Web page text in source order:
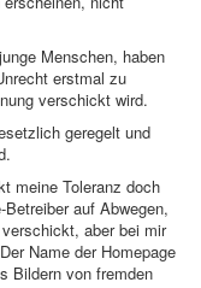
Menschen, haben
erstmal zu
verschickt wird.
geregelt und
meine Toleranz doch
auf Abwegen,
aber bei mir
Name der Homepage
Bildern von fremden